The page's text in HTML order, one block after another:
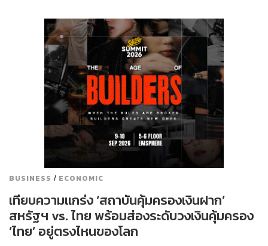
BUSINESS / ECONOMIC
เทียบความแกร่ง ‘สถาบันคุ้มครองเงินฝาก’
สหรัฐฯ vs. ไทย พร้อมส่องระดับวงเงินคุ้มครอง
‘ไทย’ อยู่ตรงไหนของโลก